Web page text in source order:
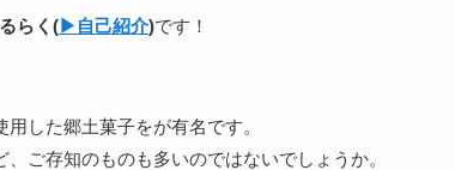
らく (▶︎自己紹介)です！
した郷土菓子をが有名です。
ご存知のものも多いのではないでしょうか。